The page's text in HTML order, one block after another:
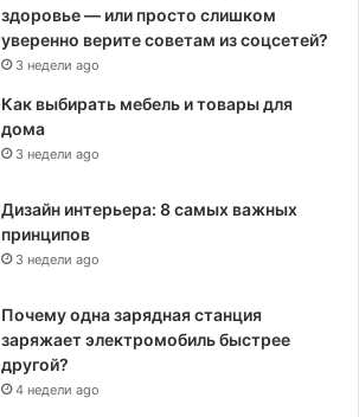
здоровье — или просто слишком
уверенно верите советам из соцсетей?
3 недели ago
Как выбирать мебель и товары для
дома
3 недели ago
Дизайн интерьера: 8 самых важных
принципов
3 недели ago
Почему одна зарядная станция
заряжает электромобиль быстрее
другой?
4 недели ago